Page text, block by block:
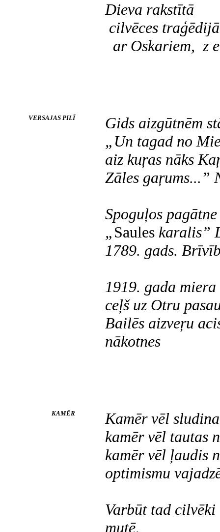
Dieva rakstītā
cilvēces traģēdijā
ar Oskariem, z
VERSAJAS PILĪ
Gids aizgūtnēm
„Un tagad no
aiz kuŗas nāks
Zāles gaŗums...”
Spoguļos
„Saules karalis”
1789. gads.
1919. gada
ceļš uz Otru
Bailēs aizveŗu
nākotnes
KAMĒR
Kamēr vēl
kamēr vēl tautas
kamēr vēl ļaudis
optimismu
Varbūt tad cilvēki
mutē,